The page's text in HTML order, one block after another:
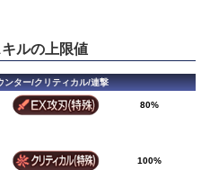
ルの上限値
ンター/クリティカル/連撃
80%
100%